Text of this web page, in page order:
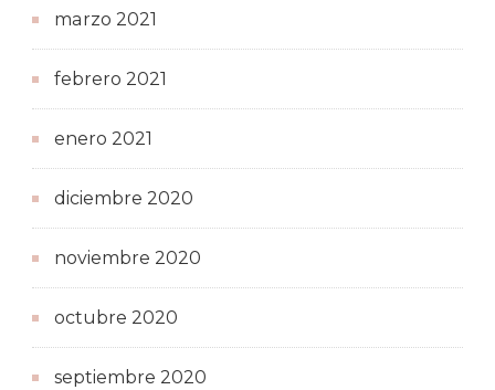
marzo 2021
febrero 2021
enero 2021
diciembre 2020
noviembre 2020
octubre 2020
septiembre 2020